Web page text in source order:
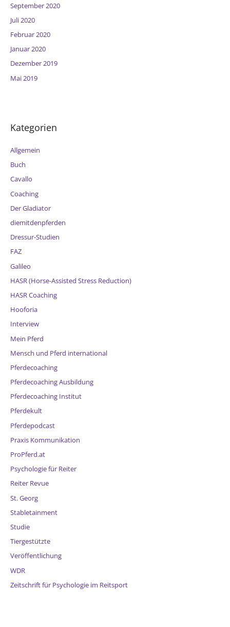
September 2020
Juli 2020
Februar 2020
Januar 2020
Dezember 2019
Mai 2019
Kategorien
Allgemein
Buch
Cavallo
Coaching
Der Gladiator
diemitdenpferden
Dressur-Studien
FAZ
Galileo
HASR (Horse-Assisted Stress Reduction)
HASR Coaching
Hooforia
Interview
Mein Pferd
Mensch und Pferd international
Pferdecoaching
Pferdecoaching Ausbildung
Pferdecoaching Institut
Pferdekult
Pferdepodcast
Praxis Kommunikation
ProPferd.at
Psychologie für Reiter
Reiter Revue
St. Georg
Stabletainment
Studie
Tiergestützte
Veröffentlichung
WDR
Zeitschrift für Psychologie im Reitsport